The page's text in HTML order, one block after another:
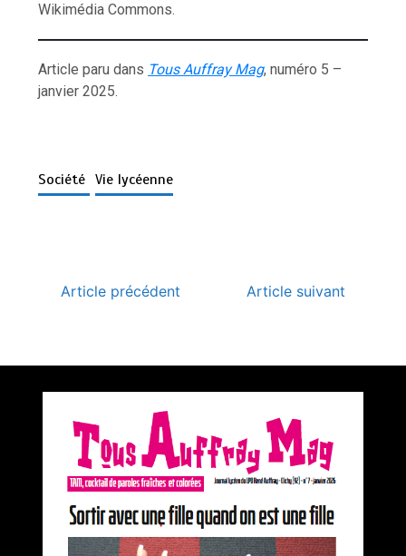
Wikimédia Commons.
Article paru dans Tous Auffray Mag, numéro 5 –
janvier 2025.
Société Vie lycéenne
Article précédent Article suivant
Premier prix du concours Médiatiks 2025 de
l’académie de Versailles pour Tous Auffray Mag